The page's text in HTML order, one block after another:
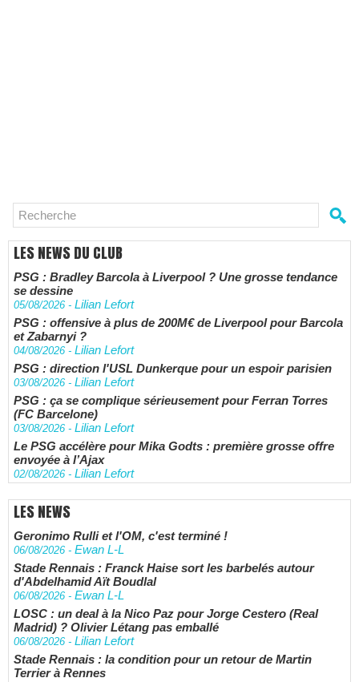
LES NEWS DU CLUB
PSG : Bradley Barcola à Liverpool ? Une grosse tendance
se dessine
05/08/2026 - Lilian Lefort
PSG : offensive à plus de 200M€ de Liverpool pour Barcola
et Zabarnyi ?
04/08/2026 - Lilian Lefort
PSG : direction l'USL Dunkerque pour un espoir parisien
03/08/2026 - Lilian Lefort
PSG : ça se complique sérieusement pour Ferran Torres
(FC Barcelone)
03/08/2026 - Lilian Lefort
Le PSG accélère pour Mika Godts : première grosse offre
envoyée à l’Ajax
02/08/2026 - Lilian Lefort
LES NEWS
Geronimo Rulli et l'OM, c'est terminé !
06/08/2026 - Ewan L-L
Stade Rennais : Franck Haise sort les barbelés autour
d'Abdelhamid Aït Boudlal
06/08/2026 - Ewan L-L
LOSC : un deal à la Nico Paz pour Jorge Cestero (Real
Madrid) ? Olivier Létang pas emballé
06/08/2026 - Lilian Lefort
Stade Rennais : la condition pour un retour de Martin
Terrier à Rennes